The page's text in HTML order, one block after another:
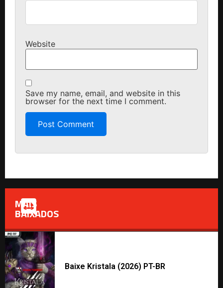
Website
Save my name, email, and website in this
browser for the next time I comment.
MAIS
BAIXADOS
Baixe Kristala (2026) PT-BR